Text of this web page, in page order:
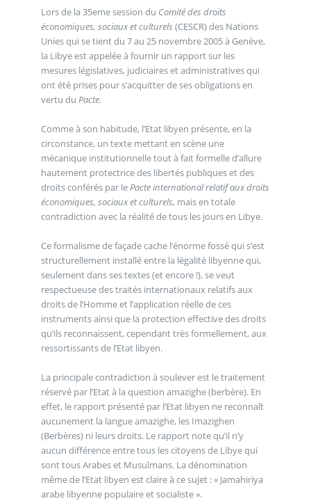
Lors de la 35eme session du Comité des droits
économiques, sociaux et culturels (CESCR) des Nations
Unies qui se tient du 7 au 25 novembre 2005 à Genève,
la Libye est appelée à fournir un rapport sur les
mesures législatives, judiciaires et administratives qui
ont été prises pour s’acquitter de ses obligations en
vertu du Pacte.
Comme à son habitude, l’Etat libyen présente, en la
circonstance, un texte mettant en scène une
mécanique institutionnelle tout à fait formelle d’allure
hautement protectrice des libertés publiques et des
droits conférés par lePacte international relatif aux droits
économiques, sociaux et culturels, mais en totale
contradiction avec la réalité de tous les jours en Libye.
Ce formalisme de façade cache l’énorme fossé qui s’est
structurellement installé entre la légalité libyenne qui,
seulement dans ses textes (et encore !), se veut
respectueuse des traités internationaux relatifs aux
droits de l’Homme et l’application réelle de ces
instruments ainsi que la protection effective des droits
qu’ils reconnaissent, cependant très formellement, aux
ressortissants de l’Etat libyen.
La principale contradiction à soulever est le traitement
réservé par l’Etat à la question amazighe (berbère). En
effet, le rapport présenté par l’Etat libyen ne reconnaît
aucunement la langue amazighe, les Imazighen
(Berbères) ni leurs droits. Le rapport note qu’il n’y
aucun différence entre tous les citoyens de Libye qui
sont tous Arabes et Musulmans. La dénomination
même de l’Etat libyen est claire à ce sujet : « Jamahiriya
arabe libyenne populaire et socialiste ».